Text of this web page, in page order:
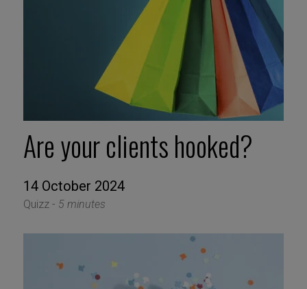
Are your clients hooked?
14 October 2024
Quizz - 5 minutes